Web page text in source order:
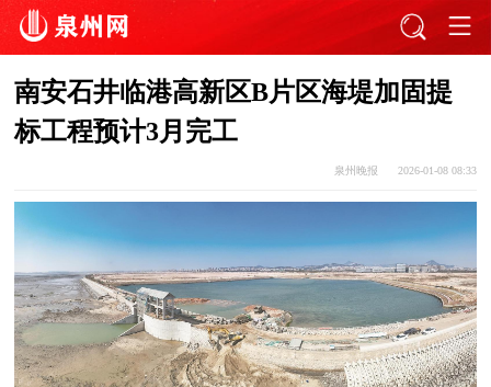
南安石井临港高新区B片区海堤加固提
标工程预计3月完工
泉州晚报 2026-01-08 08:33